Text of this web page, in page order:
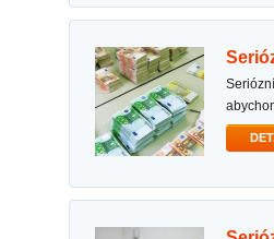
seriózní a rychlá nabídka půjčky spolupracujeme s partnerskými bankami v několika zemích,